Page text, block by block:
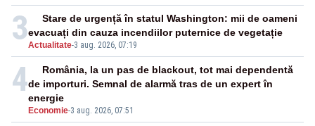
3Actualitate-3 aug. 2026, 07:19
Stare de urgență în statul Washington: mii de oameni
evacuați din cauza incendiilor puternice de vegetație
4
Economie-3 aug. 2026, 07:51
România, la un pas de blackout, tot mai dependentă
de importuri. Semnal de alarmă tras de un expert în
energie